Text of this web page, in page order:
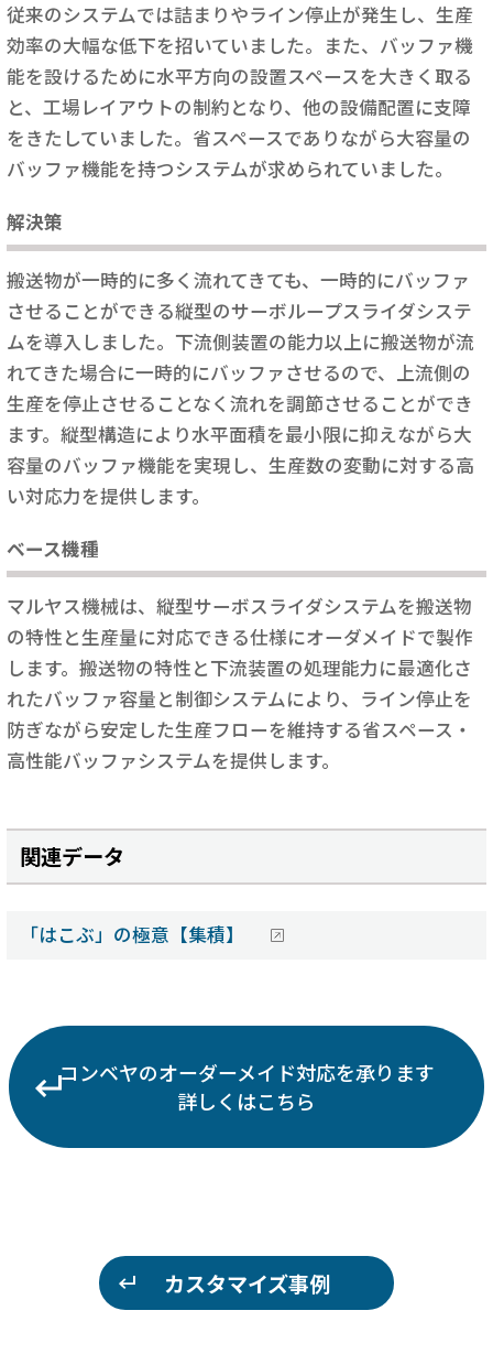
従来のシステムでは詰まりやライン停止が発生し、生産
効率の大幅な低下を招いていました。また、バッファ機
能を設けるために水平方向の設置スペースを大きく取る
と、工場レイアウトの制約となり、他の設備配置に支障
をきたしていました。省スペースでありながら大容量の
バッファ機能を持つシステムが求められていました。
解決策
搬送物が一時的に多く流れてきても、一時的にバッファ
させることができる縦型のサーボループスライダシステ
ムを導入しました。下流側装置の能力以上に搬送物が流
れてきた場合に一時的にバッファさせるので、上流側の
生産を停止させることなく流れを調節させることができ
ます。縦型構造により水平面積を最小限に抑えながら大
容量のバッファ機能を実現し、生産数の変動に対する高
い対応力を提供します。
ベース機種
マルヤス機械は、縦型サーボスライダシステムを搬送物
の特性と生産量に対応できる仕様にオーダメイドで製作
します。搬送物の特性と下流装置の処理能力に最適化さ
れたバッファ容量と制御システムにより、ライン停止を
防ぎながら安定した生産フローを維持する省スペース・
高性能バッファシステムを提供します。
関連データ
「はこぶ」の極意【集積】
コンベヤのオーダーメイド対応を承ります
詳しくはこちら
カスタマイズ事例